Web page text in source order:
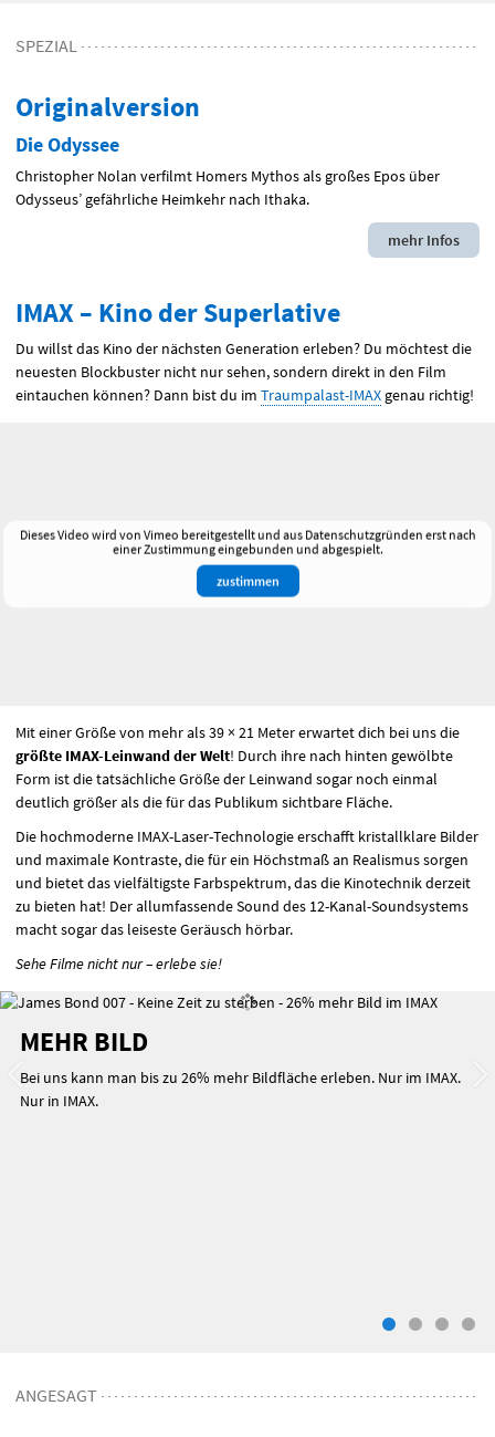
SPEZIAL
Originalversion
Die Odyssee
Christopher Nolan verfilmt Homers Mythos als großes Epos über
Odysseus’ gefährliche Heimkehr nach Ithaka.
mehr Infos
IMAX– Kino der Superlative
Du willst das Kino der nächsten Generation erleben? Du möchtest die
neuesten Blockbuster nicht nur sehen, sondern direkt in den Film
eintauchen können? Dann bist du im Traumpalast-IMAX genau richtig!
Dieses Video wird von Vimeo bereitgestellt und aus Datenschutzgründen erst nach
einer Zustimmung eingebunden und abgespielt.
zustimmen
Mit einer Größe von mehr als 39 × 21 Meter erwartet dich bei uns die
größte IMAX-Leinwand der Welt! Durch ihre nach hinten gewölbte
Form ist die tatsächliche Größe der Leinwand sogar noch einmal
deutlich größer als die für das Publikum sichtbare Fläche.
Die hochmoderne IMAX-Laser-Technologie erschafft kristallklare Bilder
und maximale Kontraste, die für ein Höchstmaß an Realismus sorgen
und bietet das vielfältigste Farbspektrum, das die Kinotechnik derzeit
zu bieten hat! Der allumfassende Sound des 12-Kanal-Soundsystems
macht sogar das leiseste Geräusch hörbar.
Sehe Filme nicht nur – erlebe sie!
IMAX-
TECHNIK
MEHR BILD
Bei uns kann man bis zu 26% mehr Bildfläche erleben. Nur im IMAX.
Nur in IMAX.
ANGESAGT